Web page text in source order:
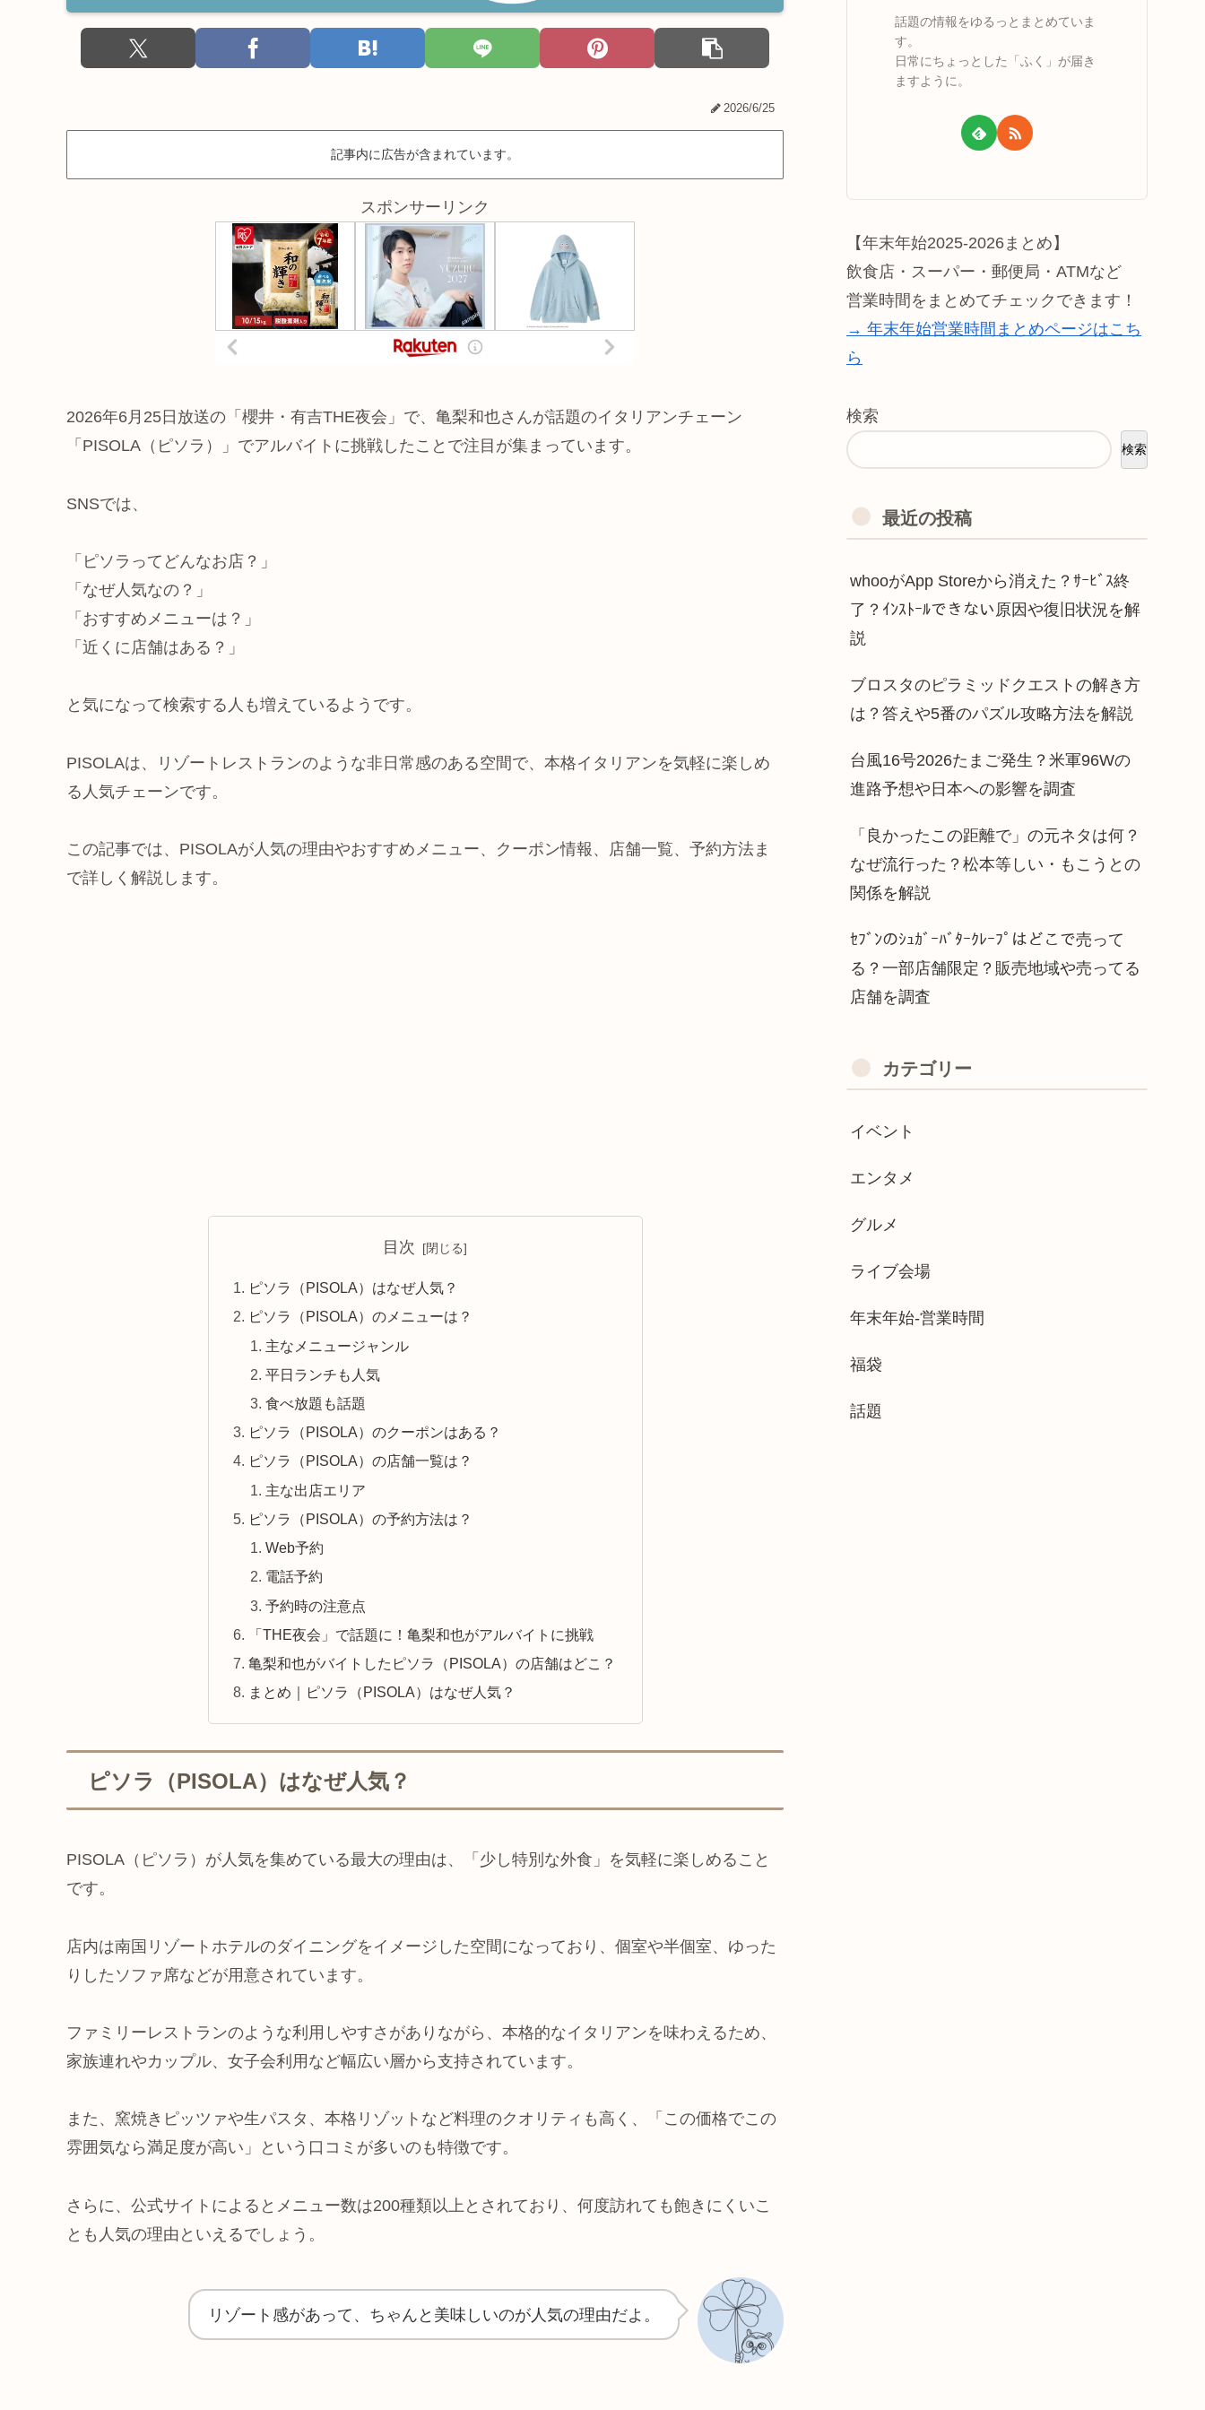
2026/6/25
記事内に広告が含まれています。
スポンサーリンク
2026年6月25日放送の「櫻井・有吉THE夜会」で、亀梨和也さんが話題のイタリアンチェーン
「PISOLA（ピソラ）」でアルバイトに挑戦したことで注目が集まっています。
SNSでは、
「ピソラってどんなお店？」
「なぜ人気なの？」
「おすすめメニューは？」
「近くに店舗はある？」
と気になって検索する人も増えているようです。
PISOLAは、リゾートレストランのような非日常感のある空間で、本格イタリアンを気軽に楽しめ
る人気チェーンです。
この記事では、PISOLAが人気の理由やおすすめメニュー、クーポン情報、店舗一覧、予約方法ま
で詳しく解説します。
目次
ピソラ（PISOLA）はなぜ人気？
ピソラ（PISOLA）のメニューは？
主なメニュージャンル
平日ランチも人気
食べ放題も話題
ピソラ（PISOLA）のクーポンはある？
ピソラ（PISOLA）の店舗一覧は？
主な出店エリア
ピソラ（PISOLA）の予約方法は？
Web予約
電話予約
予約時の注意点
「THE夜会」で話題に！亀梨和也がアルバイトに挑戦
亀梨和也がバイトしたピソラ（PISOLA）の店舗はどこ？
まとめ｜ピソラ（PISOLA）はなぜ人気？
ピソラ（PISOLA）はなぜ人気？
PISOLA（ピソラ）が人気を集めている最大の理由は、「少し特別な外食」を気軽に楽しめること
です。
店内は南国リゾートホテルのダイニングをイメージした空間になっており、個室や半個室、ゆった
りしたソファ席などが用意されています。
ファミリーレストランのような利用しやすさがありながら、本格的なイタリアンを味わえるため、
家族連れやカップル、女子会利用など幅広い層から支持されています。
また、窯焼きピッツァや生パスタ、本格リゾットなど料理のクオリティも高く、「この価格でこの
雰囲気なら満足度が高い」という口コミが多いのも特徴です。
さらに、公式サイトによるとメニュー数は200種類以上とされており、何度訪れても飽きにくいこ
とも人気の理由といえるでしょう。
リゾート感があって、ちゃんと美味しいのが人気の理由だよ。
話題の情報をゆるっとまとめていま
す。
日常にちょっとした「ふく」が届き
ますように。
【年末年始2025-2026まとめ】
飲食店・スーパー・郵便局・ATMなど
営業時間をまとめてチェックできます！
→ 年末年始営業時間まとめページはこち
ら
検索
検索
最近の投稿
whooがApp Storeから消えた？ｻｰﾋﾞｽ終
了？ｲﾝｽﾄｰﾙできない原因や復旧状況を解
説
ブロスタのピラミッドクエストの解き方
は？答えや5番のパズル攻略方法を解説
台風16号2026たまご発生？米軍96Wの
進路予想や日本への影響を調査
「良かったこの距離で」の元ネタは何？
なぜ流行った？松本等しい・もこうとの
関係を解説
ｾﾌﾞﾝのｼｭｶﾞｰﾊﾞﾀｰｸﾚｰﾌﾟはどこで売って
る？一部店舗限定？販売地域や売ってる
店舗を調査
カテゴリー
イベント
エンタメ
グルメ
ライブ会場
年末年始-営業時間
福袋
話題